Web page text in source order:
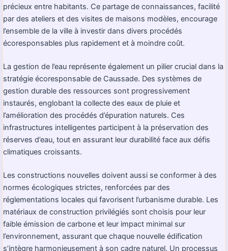
précieux entre habitants. Ce partage de connaissances, facilité
par des ateliers et des visites de maisons modèles, encourage
l’ensemble de la ville à investir dans divers procédés
écoresponsables plus rapidement et à moindre coût.
La gestion de l’eau représente également un pilier crucial dans la
stratégie écoresponsable de Caussade. Des systèmes de
gestion durable des ressources sont progressivement
instaurés, englobant la collecte des eaux de pluie et
l’amélioration des procédés d’épuration naturels. Ces
infrastructures intelligentes participent à la préservation des
réserves d’eau, tout en assurant leur durabilité face aux défis
climatiques croissants.
Les constructions nouvelles doivent aussi se conformer à des
normes écologiques strictes, renforcées par des
réglementations locales qui favorisent l’urbanisme durable. Les
matériaux de construction privilégiés sont choisis pour leur
faible émission de carbone et leur impact minimal sur
l’environnement, assurant que chaque nouvelle édification
s’intègre harmonieusement à son cadre naturel. Un processus